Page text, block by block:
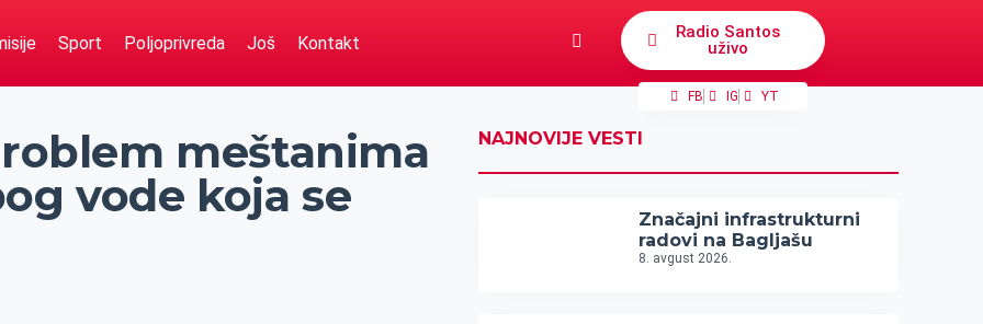
Sport Poljoprivreda Još Kontakt
Radio Santos
uživo
FB IG YT
meštanima
vode koja se
NAJNOVIJE VESTI
Značajni infrastrukturni
radovi na Bagljašu
8. avgust 2026.